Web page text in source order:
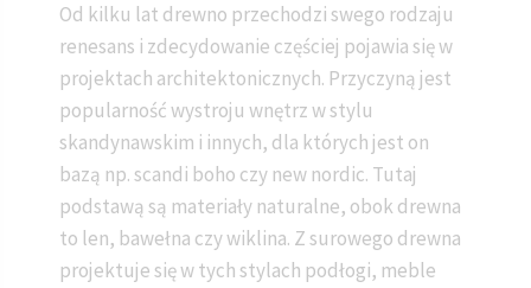
Od kilku lat drewno przechodzi swego rodzaju
renesans i zdecydowanie częściej pojawia się w
projektach architektonicznych. Przyczyną jest
popularność wystroju wnętrz w stylu
skandynawskim i innych, dla których jest on
bazą np. scandi boho czy new nordic. Tutaj
podstawą są materiały naturalne, obok drewna
to len, bawełna czy wiklina. Z surowego drewna
projektuje się w tych stylach podłogi, meble